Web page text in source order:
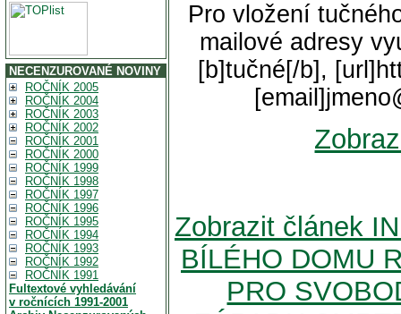
NECENZUROVANÉ NOVINY
ROČNÍK 2005
ROČNÍK 2004
ROČNÍK 2003
ROČNÍK 2002
ROČNÍK 2001
ROČNÍK 2000
ROČNÍK 1999
ROČNÍK 1998
ROČNÍK 1997
ROČNÍK 1996
ROČNÍK 1995
ROČNÍK 1994
ROČNÍK 1993
ROČNÍK 1992
ROČNÍK 1991
Fultextové vyhledávání
v ročnících 1991-2001
Pro vložení
mailové adresy
[b]tučné[/b],
Zobrazit článek
BÍLÉHO DOMU
PRO